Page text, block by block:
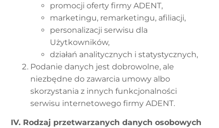
promocji oferty firmy ADENT,
marketingu, remarketingu, afiliacji,
personalizacji serwisu dla
Użytkowników,
działań analitycznych i statystycznych,
Podanie danych jest dobrowolne, ale
niezbędne do zawarcia umowy albo
skorzystania z innych funkcjonalności
serwisu internetowego firmy ADENT.
IV. Rodzaj przetwarzanych danych osobowych